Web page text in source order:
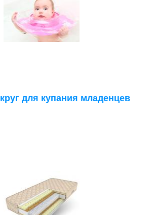
для купания младенцев